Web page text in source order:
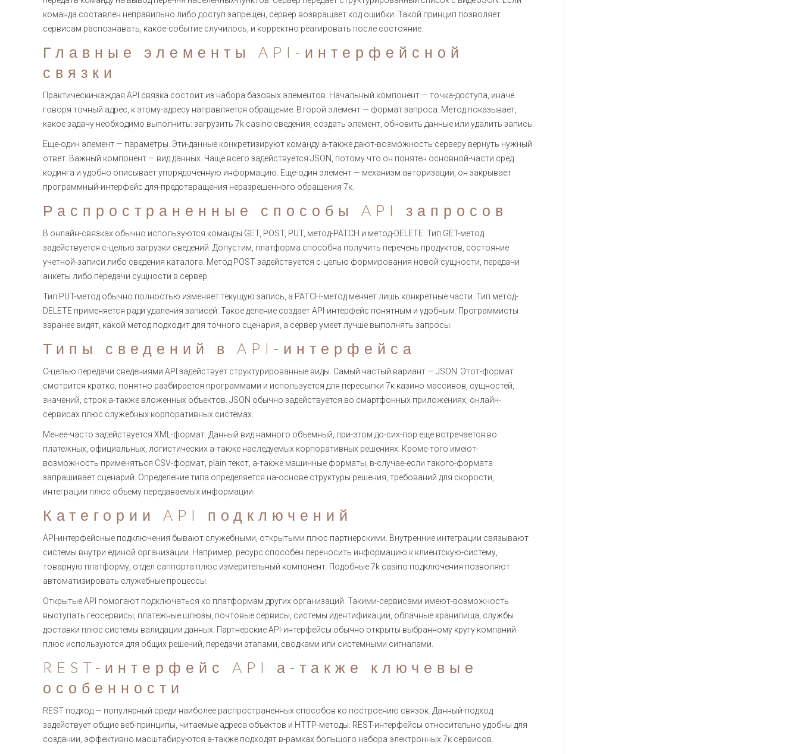
команда составлен неправильно либо доступ запрещен, сервер возвращает код ошибки. Такой принцип позволяет
сервисам распознавать, какое-событие случилось, и корректно реагировать после состояние.
Главные элементы API-интерфейсной
связки
Практически-каждая API связка состоит из набора базовых элементов. Начальный компонент — точка-доступа, иначе
говоря точный адрес, к этому-адресу направляется обращение. Второй элемент — формат запроса. Метод показывает,
какое задачу необходимо выполнить: загрузить 7k casino сведения, создать элемент, обновить данные или удалить запись.
Еще-один элемент — параметры. Эти-данные конкретизируют команду а-также дают-возможность серверу вернуть нужный
ответ. Важный компонент — вид данных. Чаще всего задействуется JSON, потому что он понятен основной-части сред
кодинга и удобно описывает упорядоченную информацию. Еще-один элемент — механизм авторизации, он закрывает
программный-интерфейс для-предотвращения неразрешенного обращения 7к.
Распространенные способы API запросов
В онлайн-связках обычно используются команды GET, POST, PUT, метод-PATCH и метод-DELETE. Тип GET-метод
задействуется с-целью загрузки сведений. Допустим, платформа способна получить перечень продуктов, состояние
учетной-записи либо сведения каталога. Метод POST задействуется с-целью формирования новой сущности, передачи
анкеты либо передачи сущности в сервер.
Тип PUT-метод обычно полностью изменяет текущую запись, а PATCH-метод меняет лишь конкретные части. Тип метод-
DELETE применяется ради удаления записей. Такое деление создает API-интерфейс понятным и удобным. Программисты
заранее видят, какой метод подходит для точного сценария, а сервер умеет лучше выполнять запросы.
Типы сведений в API-интерфейса
С-целью передачи сведениями API задействует структурированные виды. Самый частый вариант — JSON. Этот-формат
смотрится кратко, понятно разбирается программами и используется для пересылки 7к казино массивов, сущностей,
значений, строк а-также вложенных объектов. JSON обычно задействуется во смартфонных приложениях, онлайн-
сервисах плюс служебных корпоративных системах.
Менее-часто задействуется XML-формат. Данный вид намного объемный, при-этом до-сих-пор еще встречается во
платежных, официальных, логистических а-также наследуемых корпоративных решениях. Кроме-того имеют-
возможность применяться CSV-формат, plain текст, а-также машинные форматы, в-случае-если такого-формата
запрашивает сценарий. Определение типа определяется на-основе структуры решения, требований для скорости,
интеграции плюс объему передаваемых информации.
Категории API подключений
API-интерфейсные подключения бывают служебными, открытыми плюс партнерскими. Внутренние интеграции связывают
системы внутри единой организации. Например, ресурс способен переносить информацию к клиентскую-систему,
товарную платформу, отдел саппорта плюс измерительный компонент. Подобные 7k casino подключения позволяют
автоматизировать служебные процессы.
Открытые API помогают подключаться ко платформам других организаций. Такими-сервисами имеют-возможность
выступать геосервисы, платежные шлюзы, почтовые сервисы, системы идентификации, облачные хранилища, службы
доставки плюс системы валидации данных. Партнерские API-интерфейсы обычно открыты выбранному кругу компаний
плюс используются для общих решений, передачи этапами, сводками или системными сигналами.
REST-интерфейс API а-также ключевые
особенности
REST подход — популярный среди наиболее распространенных способов ко построению связок. Данный-подход
задействует общие веб-принципы, читаемые адреса объектов и HTTP-методы. REST-интерфейсы относительно удобны для
создании, эффективно масштабируются а-также подходят в-рамках большого набора электронных 7к сервисов.